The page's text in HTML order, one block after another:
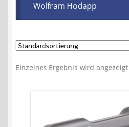
Wolfram Hodapp
Einzelnes Ergebnis wird angezeigt